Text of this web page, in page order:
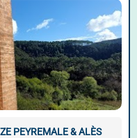
PEYREMALE & ALÈS